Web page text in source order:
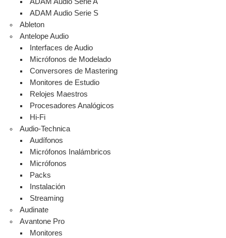
ADAM Audio Serie A
ADAM Audio Serie S
Ableton
Antelope Audio
Interfaces de Audio
Micrófonos de Modelado
Conversores de Mastering
Monitores de Estudio
Relojes Maestros
Procesadores Analógicos
Hi-Fi
Audio-Technica
Audífonos
Micrófonos Inalámbricos
Micrófonos
Packs
Instalación
Streaming
Audinate
Avantone Pro
Monitores